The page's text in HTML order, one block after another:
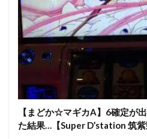
【まどか☆マギカA】6確定が
た結果…【Super D’station 筑紫